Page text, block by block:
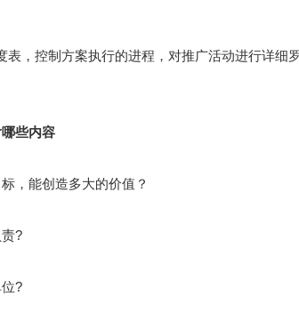
，控制方案执行的进程，对推广活动进行详细
些内容
，能创造多大的价值？
?
?